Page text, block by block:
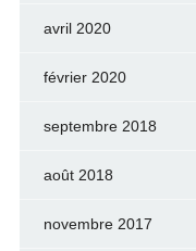
avril 2020
février 2020
septembre 2018
août 2018
novembre 2017